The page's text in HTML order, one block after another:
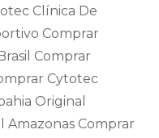
Clínica De
Comprar
Comprar
Cytotec
Original
Amazonas Comprar